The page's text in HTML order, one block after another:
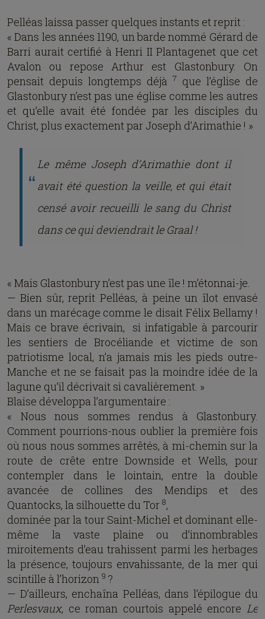
Pelléas laissa passer quelques instants et reprit :
« Dans les années 1190, un barde nommé Gérard de
Barri aurait certifié à Henri II Plantagenet que cet
Avalon ou repose Arthur est Glastonbury. On
pensait depuis longtemps déjà 7 que l’église de
Glastonbury n’est pas une église comme les autres
et qu’elle avait été fondée par les disciples du
Christ, plus exactement par Joseph d’Arimathie ! »
Le même Joseph d’Arimathie dont il
avait été question la veille, et qui était
censé avoir recueilli le sang du Christ
dans ce qui deviendrait le Graal !
« Mais Glastonbury n’est pas une île ! m’étonnai-je.
— Bien sûr, reprit Pelléas, à peine un îlot envasé
dans un marécage comme le disait Félix Bellamy !
Mais ce brave écrivain, si infatigable à parcourir
les sentiers de Brocéliande et victime de son
patriotisme local, n’a jamais mis les pieds outre-
Manche et ne se faisait pas la moindre idée de la
lagune qu’il décrivait si cavalièrement. »
Blaise développa l’argumentaire :
« Nous nous sommes rendus à Glastonbury.
Comment pourrions-nous oublier la première fois
où nous nous sommes arrêtés, à mi-chemin sur la
route de crête entre Downside et Wells, pour
contempler dans le lointain, entre la double
avancée de collines des Mendips et des
Quantocks, la silhouette du Tor 8,
dominée par la tour Saint-Michel et dominant elle-
même la vaste plaine ou d’innombrables
miroitements d’eau trahissent parmi les herbages
la présence, toujours envahissante, de la mer qui
scintille à l’horizon 9 ?
— D’ailleurs, enchaîna Pelléas, dans l’épilogue du
Perlesvaux, ce roman courtois appelé encore Le